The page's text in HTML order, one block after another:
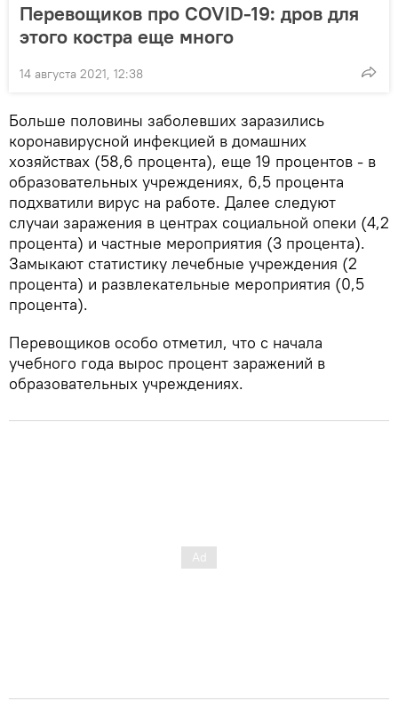
Перевощиков про COVID-19: дров для
этого костра еще много
14 августа 2021, 12:38
Больше половины заболевших заразились
коронавирусной инфекцией в домашних
хозяйствах (58,6 процента), еще 19 процентов - в
образовательных учреждениях, 6,5 процента
подхватили вирус на работе. Далее следуют
случаи заражения в центрах социальной опеки (4,2
процента) и частные мероприятия (3 процента).
Замыкают статистику лечебные учреждения (2
процента) и развлекательные мероприятия (0,5
процента).
Перевощиков особо отметил, что с начала
учебного года вырос процент заражений в
образовательных учреждениях.